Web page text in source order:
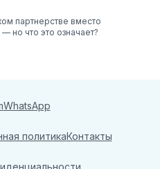
партнерстве вместо
но что это означает?
WhatsApp
политикаКонтакты